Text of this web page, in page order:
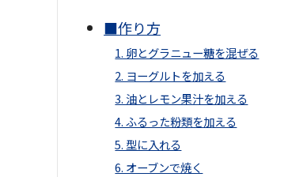
■作り方
1. 卵とグラニュー糖を混ぜる
2. ヨーグルトを加える
3. 油とレモン果汁を加える
4. ふるった粉類を加える
5. 型に入れる
6. オーブンで焼く